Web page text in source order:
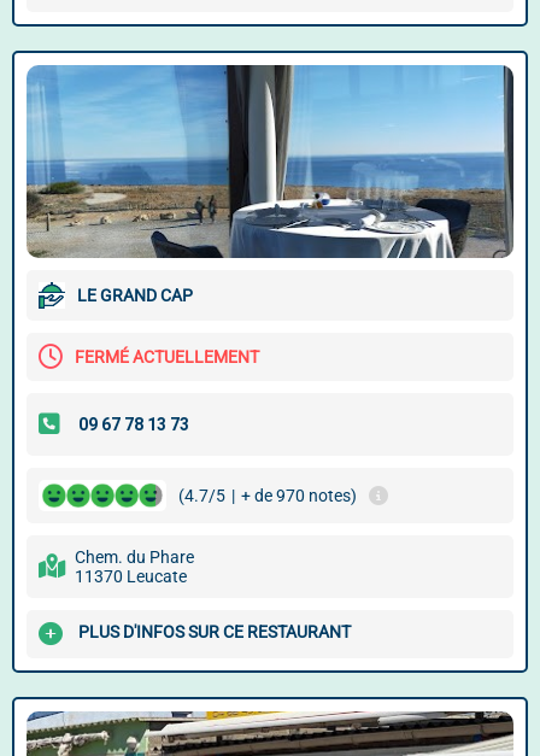
LE GRAND CAP
FERMÉ ACTUELLEMENT
(4.7/5 | + de 970 notes)
Chem. du Phare
11370 Leucate
PLUS D'INFOS SUR CE RESTAURANT